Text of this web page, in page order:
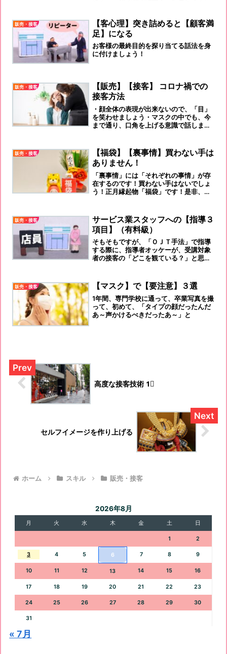
て行くのです。
販売・接客
【客心理】突き詰めると【顧客満
足】になる
お客様の最終目的を探り当てる話法を身
に付けましょう！
販売・接客
【販売】【接客】 コロナ禍での
接客方法
・顔全体の表現が出来ないので、「目」
を笑わせましょう・マスクの中でも、今
まで通り、口角を上げる意識で話しまし
販売・接客
【福袋】【裏事情】買わない手は
ありません！
「裏事情」には「それぞれの事情」が存
在するのです！買わない手はないでしょ
う！正月縁起物「福袋」です！是非、是
販売・接客
サービス業スタッフへの【指導３
項目】（有料級）
そもそもですが、「ＯＪＴ手法」で指導
する際に、指導者オッケーが、受講対象
者の接客の「どこを観ている？」と思い
販売・接客 【マスク】で【要注意】３選
1年間、専門学校に通って、卒業写真を撮
って、初めて、「タイプの顔だったんだ
あ～声かけるべきだったあ～」と
高度な接客技術 1⃣
セルフイメージを作り上げる
ホーム スキル 販売・接客
2026年8月
月 火 水 木 金 土 日
1 2
3 4 5 6 7 8 9
10 11 12 13 14 15 16
17 18 19 20 21 22 23
24 25 26 27 28 29 30
31
« 7月